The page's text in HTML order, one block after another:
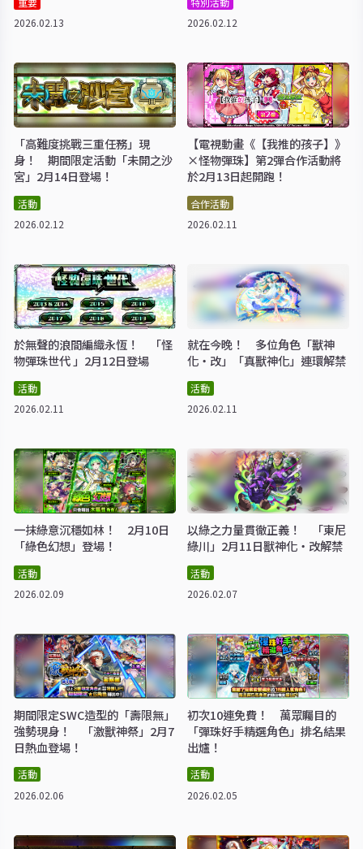
2026.02.13
2026.02.12
「高難度挑戰三重任務」現
身！ 期間限定活動「未開之沙
宮」2月14日登場！
活動
2026.02.12
【電視動畫《【我推的孩子】》
×怪物彈珠】第2彈合作活動將
於2月13日起開跑！
合作活動
2026.02.11
於無聲的浪間編織永恆！ 「怪
物彈珠世代 」2月12日登場
活動
2026.02.11
就在今晚！ 多位角色「獸神
化・改」「真獸神化」連環解禁
活動
2026.02.11
一抹綠意沉穩如林！ 2月10日
「綠色幻想」登場！
活動
2026.02.09
以綠之力量貫徹正義！ 「東尼
綠川」2月11日獸神化・改解禁
活動
2026.02.07
期間限定SWC造型的「壽限無」
強勢現身！ 「激獸神祭」2月7
日熱血登場！
活動
2026.02.06
初次10連免費！ 萬眾矚目的
「彈珠好手精選角色」排名結果
出爐！
活動
2026.02.05